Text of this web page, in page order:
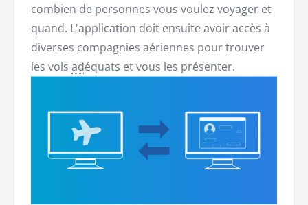
combien de personnes vous voulez voyager et
quand. L'application doit ensuite avoir accès à
diverses compagnies aériennes pour trouver
les vols adéquats et vous les présenter.